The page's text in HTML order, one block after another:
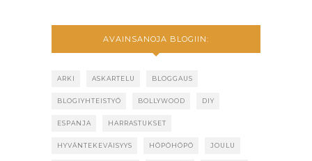
AVAINSANOJA BLOGIIN:
ARKI ASKARTELU BLOGGAUS
BLOGIYHTEISTYÖ BOLLYWOOD DIY
ESPANJA HARRASTUKSET
HYVÄNTEKEVÄISYYS HÖPÖHÖPÖ JOULU